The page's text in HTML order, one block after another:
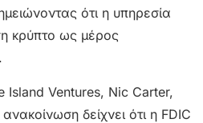
ότι η υπηρεσία
κρύπτο ως μέρος
Island Ventures, Nic Carter,
ανακοίνωση δείχνει ότι η FDIC